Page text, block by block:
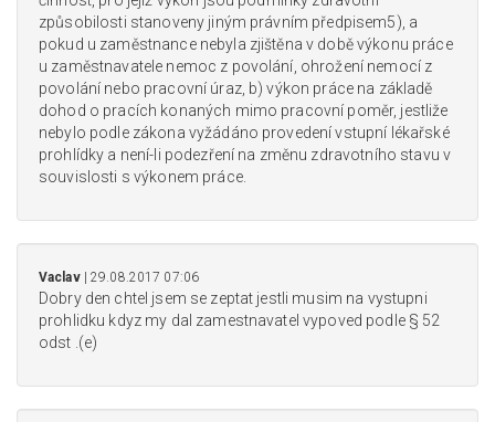
způsobilosti stanoveny jiným právním předpisem5), a
pokud u zaměstnance nebyla zjištěna v době výkonu práce
u zaměstnavatele nemoc z povolání, ohrožení nemocí z
povolání nebo pracovní úraz, b) výkon práce na základě
dohod o pracích konaných mimo pracovní poměr, jestliže
nebylo podle zákona vyžádáno provedení vstupní lékařské
prohlídky a není-li podezření na změnu zdravotního stavu v
souvislosti s výkonem práce.
Vaclav| 29.08.2017 07:06
Dobry den chtel jsem se zeptat jestli musim na vystupni
prohlidku kdyz my dal zamestnavatel vypoved podle § 52
odst .(e)